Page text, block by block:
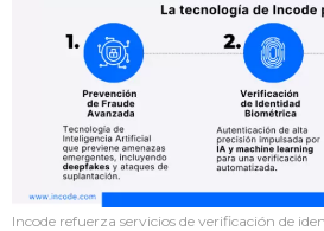
Incode refuerza servicios de verificación de